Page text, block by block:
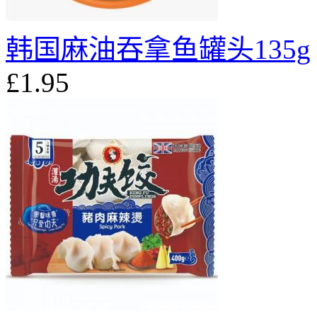
韩国麻油吞拿鱼罐头135g
£1.95